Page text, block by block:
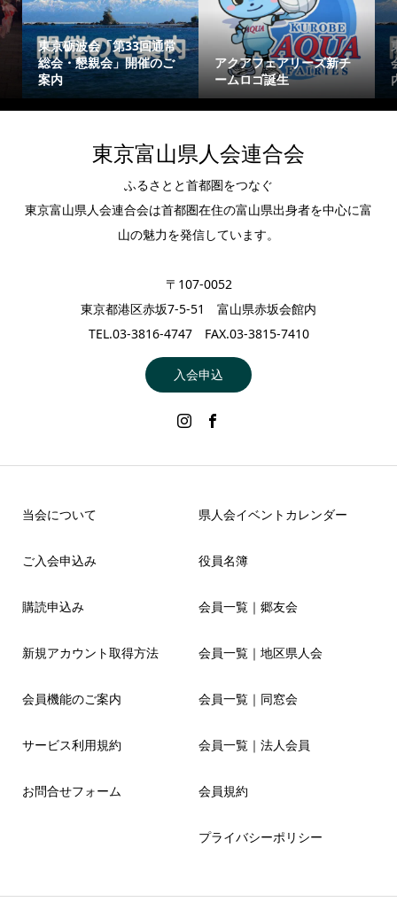
東京砺波会「第33回通常
総会・懇親会」開催のご
案内
アクアフェアリーズ新チ
ームロゴ誕生
東京富山県人会連合会
ふるさとと首都圏をつなぐ
東京富山県人会連合会は首都圏在住の富山県出身者を中心に富
山の魅力を発信しています。
〒107-0052
東京都港区赤坂7-5-51 富山県赤坂会館内
TEL.03-3816-4747 FAX.03-3815-7410
入会申込
当会について
ご入会申込み
購読申込み
新規アカウント取得方法
会員機能のご案内
サービス利用規約
お問合せフォーム
県人会イベントカレンダー
役員名簿
会員一覧｜郷友会
会員一覧｜地区県人会
会員一覧｜同窓会
会員一覧｜法人会員
会員規約
プライバシーポリシー